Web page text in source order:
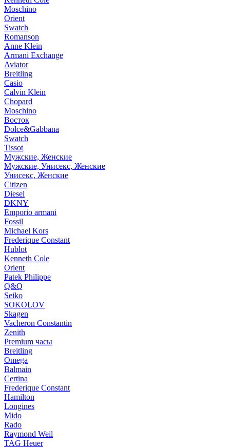
Moschino
Orient
Swatch
Romanson
Anne Klein
Armani Exchange
Aviator
Breitling
Casio
Calvin Klein
Chopard
Moschino
Восток
Dolce&Gabbana
Swatch
Tissot
Мужские, Женские
Мужские, Унисекс, Женские
Унисекс, Женские
Citizen
Diesel
DKNY
Emporio armani
Fossil
Michael Kors
Frederique Constant
Hublot
Kenneth Cole
Orient
Patek Philippe
Q&Q
Seiko
SOKOLOV
Skagen
Vacheron Constantin
Zenith
Premium часы
Breitling
Omega
Balmain
Certina
Frederique Constant
Hamilton
Longines
Mido
Rado
Raymond Weil
TAG Heuer